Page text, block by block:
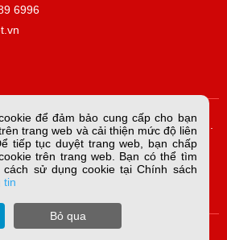
6996
Cường Bắc, Q. Hải Châu, TP. Đà Nẵng.
copyright sieuviet.vn
để đảm bảo cung cấp cho bạn
trang web và cải thiện mức độ liên
tiếp tục duyệt trang web, bạn chấp
trên trang web. Bạn có thể tìm
sử dụng cookie tại Chính sách
tin
Bỏ qua